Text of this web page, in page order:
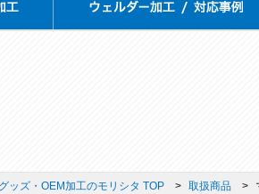
ッズ・OEM加工のモリシタ TOP 取扱商品